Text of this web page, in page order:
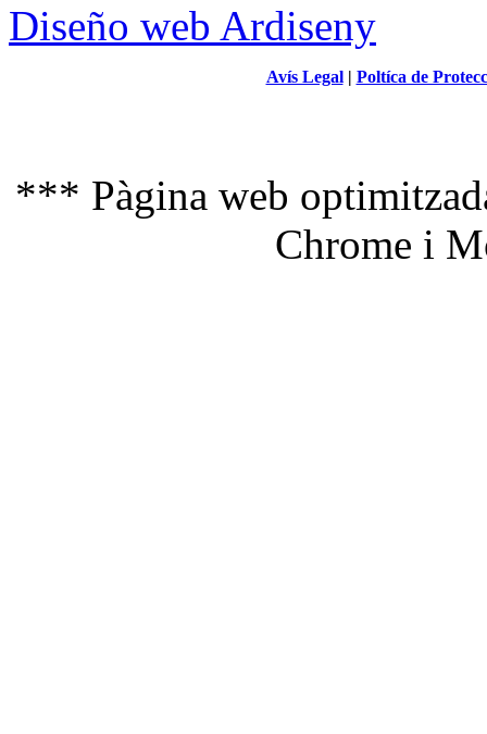
Diseño web Ardiseny
Avís Legal| Poltíca de
*** Pàgina web
Chrome i